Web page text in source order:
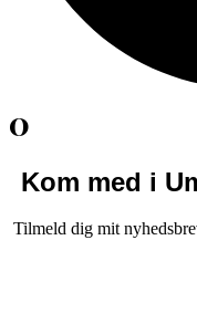
0
Kom med i
Tilmeld dig mit